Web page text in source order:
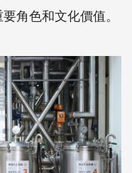
角色和文化價值。